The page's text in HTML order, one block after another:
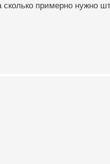
примерно нужно